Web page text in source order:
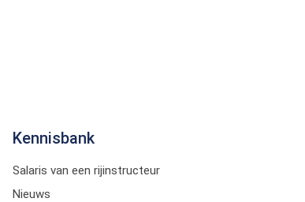
Kennisbank
Salaris van een rijinstructeur
Nieuws